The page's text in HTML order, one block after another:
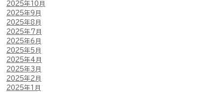
2025年10月
2025年9月
2025年8月
2025年7月
2025年6月
2025年5月
2025年4月
2025年3月
2025年2月
2025年1月